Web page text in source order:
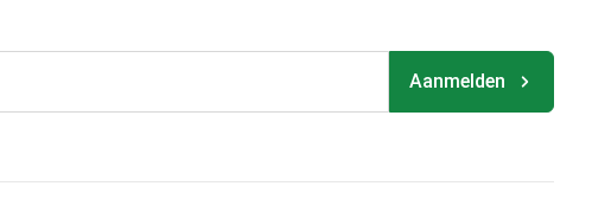
Aanmelden